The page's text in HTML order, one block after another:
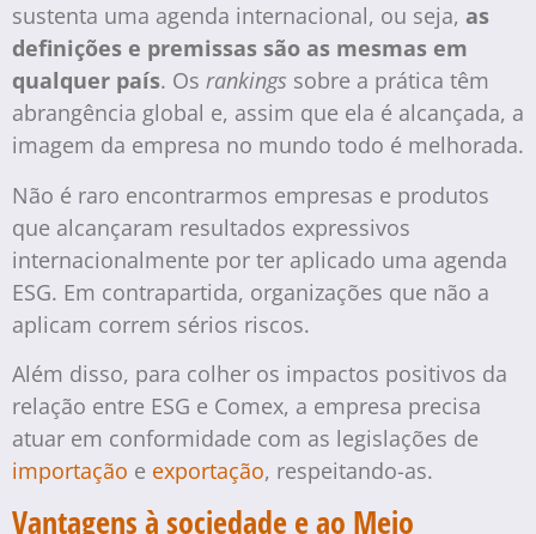
sustenta uma agenda internacional, ou seja, as
definições e premissas são as mesmas em
qualquer país. Os rankings sobre a prática têm
abrangência global e, assim que ela é alcançada, a
imagem da empresa no mundo todo é melhorada.
Não é raro encontrarmos empresas e produtos
que alcançaram resultados expressivos
internacionalmente por ter aplicado uma agenda
ESG. Em contrapartida, organizações que não a
aplicam correm sérios riscos.
Além disso, para colher os impactos positivos da
relação entre ESG e Comex, a empresa precisa
atuar em conformidade com as legislações de
importação e exportação, respeitando-as.
Vantagens à sociedade e ao Meio